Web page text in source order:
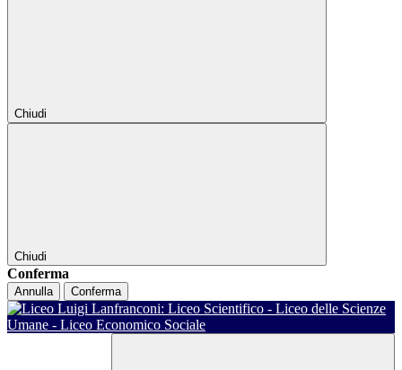
Chiudi
Chiudi
Conferma
Annulla Conferma